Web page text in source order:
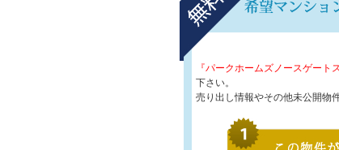
『パークホームズノースゲート
下さい。
売り出し情報やその他未公開物